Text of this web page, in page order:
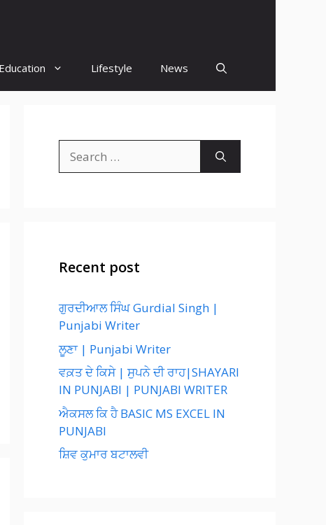
Education Lifestyle News
for:
Recent post
ਗੁਰਦੀਆਲ ਸਿੰਘ Gurdial Singh |
Punjabi Writer
ਲੂਣਾ | Punjabi Writer
ਵਕ਼ਤ ਦੇ ਕਿਸੇ | ਸੁਪਨੇ ਦੀ ਰਾਹ|SHAYARI
IN PUNJABI | PUNJABI WRITER
ਐਕਸਲ ਕਿ ਹੈ BASIC MS EXCEL IN
PUNJABI
ਸ਼ਿਵ ਕੁਮਾਰ ਬਟਾਲਵੀ